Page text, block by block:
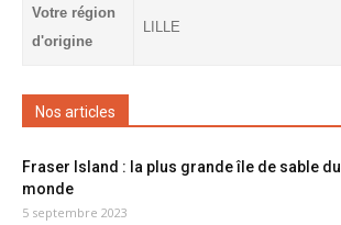
Votre région
d'origine
LILLE
Nos articles
Fraser Island : la plus grande île de sable du
monde
5 septembre 2023